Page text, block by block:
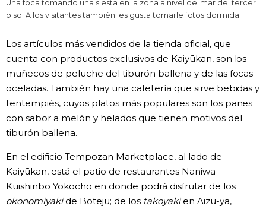
Una foca tomando una siesta en la zona a nivel del mar del tercer
piso. A los visitantes también les gusta tomarle fotos dormida.
Los artículos más vendidos de la tienda oficial, que
cuenta con productos exclusivos de Kaiyūkan, son los
muñecos de peluche del tiburón ballena y de las focas
oceladas. También hay una cafetería que sirve bebidas y
tentempiés, cuyos platos más populares son los panes
con sabor a melón y helados que tienen motivos del
tiburón ballena.
En el edificio Tempozan Marketplace, al lado de
Kaiyūkan, está el patio de restaurantes Naniwa
Kuishinbo Yokochō en donde podrá disfrutar de los
okonomiyakide Botejū; de los takoyakien Aizu-ya,